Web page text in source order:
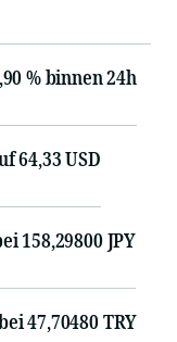
% binnen 24h
64,33 USD
158,29800 JPY
47,70480 TRY